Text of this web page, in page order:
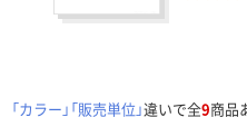
「カラー」「販売単位」違いで全9商品